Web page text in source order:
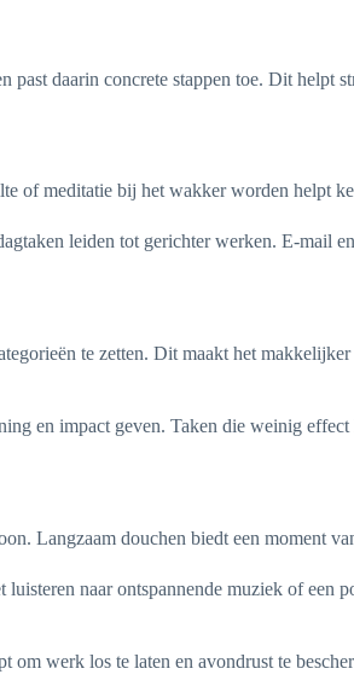
daarin concrete stappen toe. Dit helpt
of meditatie bij het wakker worden helpt
leiden tot gerichter werken. E-mail
te zetten. Dit maakt het makkelijker
en impact geven. Taken die weinig effect
Langzaam douchen biedt een moment
naar ontspannende muziek of een
werk los te laten en avondrust te